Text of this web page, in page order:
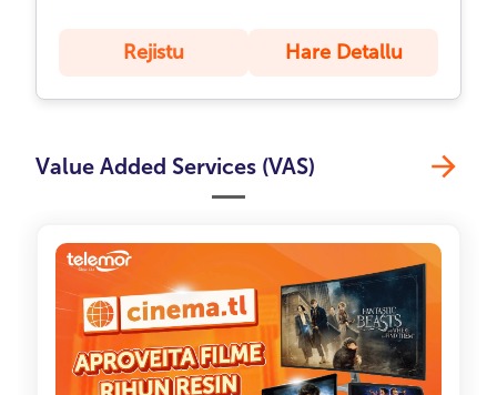
Rejistu Hare Detallu
Value Added Services (VAS)